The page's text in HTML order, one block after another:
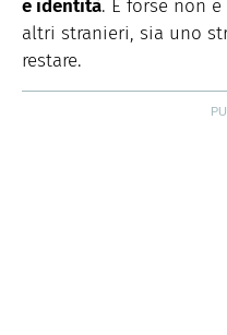
e identità. E forse non
altri stranieri, sia uno
restare.